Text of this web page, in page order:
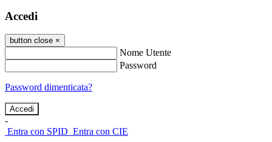
Accedi
button close ×
Nome Utente
Password
Password dimenticata?
-
Entra con SPID Entra con CIE